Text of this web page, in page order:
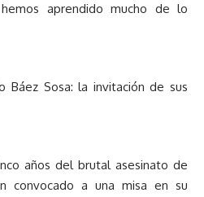
aprendido mucho de lo
Báez Sosa: la invitación de sus
años del brutal asesinato de
convocado a una misa en su